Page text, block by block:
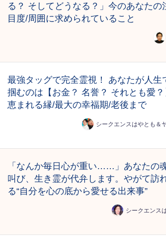
る？ そしてどうなる？」今のあなたの
目度/周囲に求められていること
最強タッグで完全霊視！ あなたが人生
掴むのは【お金？ 名誉？ それとも愛
恵まれる縁/最大の幸福期/老後まで
シークエンスはやとも＆
「なんか毎日心が重い……」あなたの
叫び、生き霊が代弁します。やがて訪
る“自分を心の底から愛せる出来事”
シークエンス